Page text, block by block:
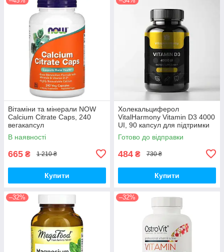
Вітаміни та мінерали NOW
Calcium Citrate Caps, 240
вегакапсул
В наявності
665 ₴ 1 210 ₴
Купити
Холекальциферол
VitalHarmony Vitamin D3 4000
UI, 90 капсул для підтримки
імунної системи
Готово до відправки
484 ₴ 730 ₴
Купити
–32% –32%